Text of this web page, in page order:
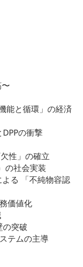
能と循環」の経済
の衝撃
性」の確立
の社会実装
る 「不純物容認
価値化
突破
テムの主導